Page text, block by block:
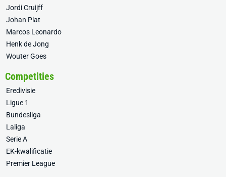
Jordi Cruijff
Johan Plat
Marcos Leonardo
Henk de Jong
Wouter Goes
Competities
Eredivisie
Ligue 1
Bundesliga
Laliga
Serie A
EK-kwalificatie
Premier League